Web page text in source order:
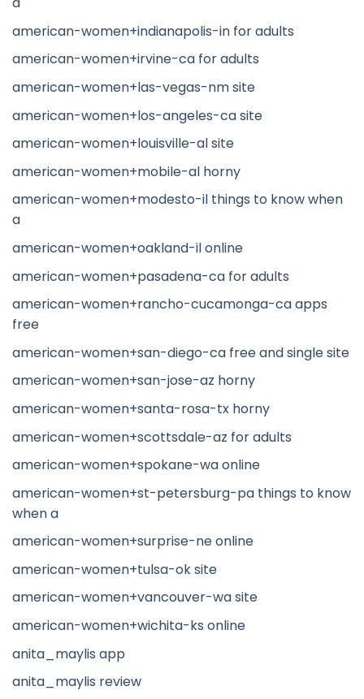
american-women+indianapolis-in for adults
american-women+irvine-ca for adults
american-women+las-vegas-nm site
american-women+los-angeles-ca site
american-women+louisville-al site
american-women+mobile-al horny
american-women+modesto-il things to know when
a
american-women+oakland-il online
american-women+pasadena-ca for adults
american-women+rancho-cucamonga-ca apps
free
american-women+san-diego-ca free and single site
american-women+san-jose-az horny
american-women+santa-rosa-tx horny
american-women+scottsdale-az for adults
american-women+spokane-wa online
american-women+st-petersburg-pa things to know
when a
american-women+surprise-ne online
american-women+tulsa-ok site
american-women+vancouver-wa site
american-women+wichita-ks online
anita_maylis app
anita_maylis review